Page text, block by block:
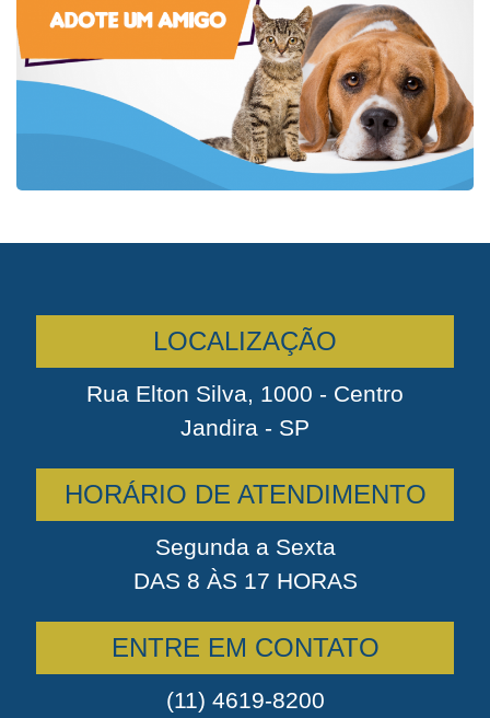
LOCALIZAÇÃO
Rua Elton Silva, 1000 - Centro
Jandira - SP
HORÁRIO DE ATENDIMENTO
Segunda a Sexta
DAS 8 ÀS 17 HORAS
ENTRE EM CONTATO
(11) 4619-8200